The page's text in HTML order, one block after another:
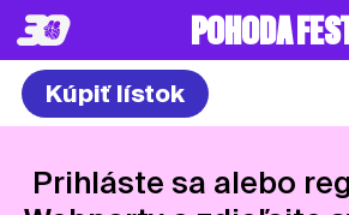
8. –
Kúpiť lístok
Prihláste sa alebo